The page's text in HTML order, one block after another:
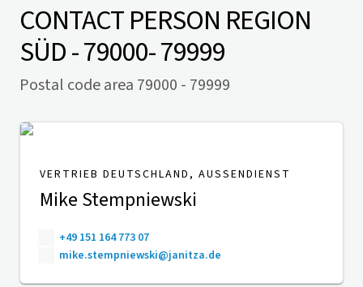
CONTACT PERSON REGION
SÜD - 79000- 79999
Postal code area 79000 - 79999
VERTRIEB DEUTSCHLAND, AUSSENDIENST
Mike Stempniewski
+49 151 164 773 07
mike.stempniewski@janitza.de